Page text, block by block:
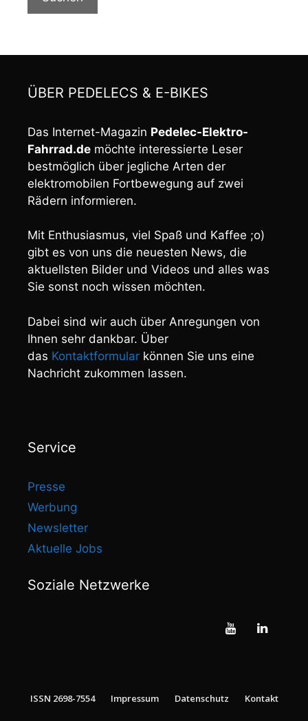
ÜBER PEDELECS & E-BIKES
Das Internet-Magazin Pedelec-Elektro-
Fahrrad.de möchte interessierte Leser
bestmöglich über jegliche Arten der
elektromobilen Fortbewegung auf zwei
Rädern informieren.
Mit Enthusiasmus, viel Spaß und Kaffee ;o)
gibt es von uns die neuesten News, die
aktuellsten Bilder und Videos und alles was
Sie sonst noch wissen möchten.
Dabei sind wir auch über Anregungen von
Ihnen sehr dankbar. Über
das Kontaktformular können Sie uns eine
Nachricht zukommen lassen.
Service
Presse
Werbung
Newsletter
Aktuelle Jobs
Soziale Netzwerke
ISSN 2698-7554 Impressum Datenschutz Kontakt